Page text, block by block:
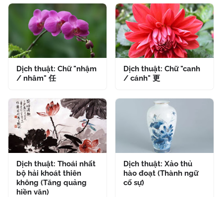
Dịch thuật: Chữ "nhậm
/ nhâm" 任
Dịch thuật: Chữ "canh
/ cánh" 更
Dịch thuật: Thoái nhất
bộ hải khoát thiên
không (Tăng quảng
hiền văn)
Dịch thuật: Xảo thủ
hào đoạt (Thành ngữ
cố sự)